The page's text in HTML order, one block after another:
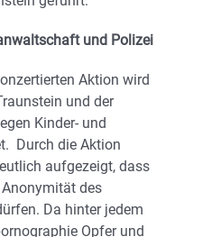
und Polizei
Aktion wird
und der
Kinder- und
Durch die Aktion
aufgezeigt, dass
des
Da hinter jedem
Opfer und